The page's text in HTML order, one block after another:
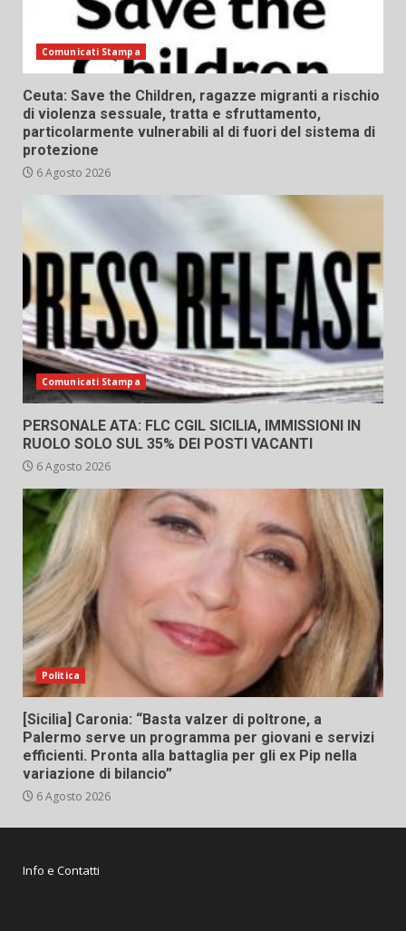
Comunicati Stampa
Ceuta: Save the Children, ragazze migranti a rischio
di violenza sessuale, tratta e sfruttamento,
particolarmente vulnerabili al di fuori del sistema di
protezione
6 Agosto 2026
Comunicati Stampa
PERSONALE ATA: FLC CGIL SICILIA, IMMISSIONI IN
RUOLO SOLO SUL 35% DEI POSTI VACANTI
6 Agosto 2026
Politica
[Sicilia] Caronia: “Basta valzer di poltrone, a
Palermo serve un programma per giovani e servizi
efficienti. Pronta alla battaglia per gli ex Pip nella
variazione di bilancio”
6 Agosto 2026
Info e Contatti